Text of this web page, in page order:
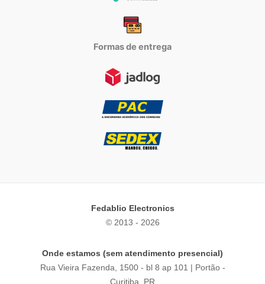
Formas de entrega
Fedablio Electronics
© 2013 - 2026
Onde estamos (sem atendimento presencial)
Rua Vieira Fazenda, 1500 - bl 8 ap 101 | Portão -
Curitiba, PR